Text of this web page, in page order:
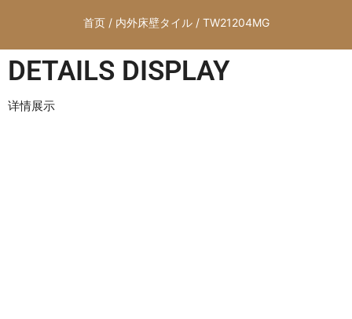
首页/ 内外床壁タイル/ TW21204MG
DETAILS DISPLAY
详情展示